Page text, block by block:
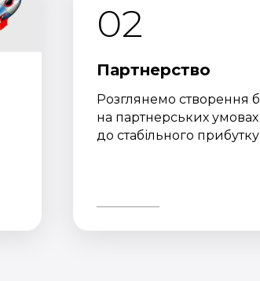
Партнерство
02
Розглянемо створення
на партнерських
до стабільного прибутку